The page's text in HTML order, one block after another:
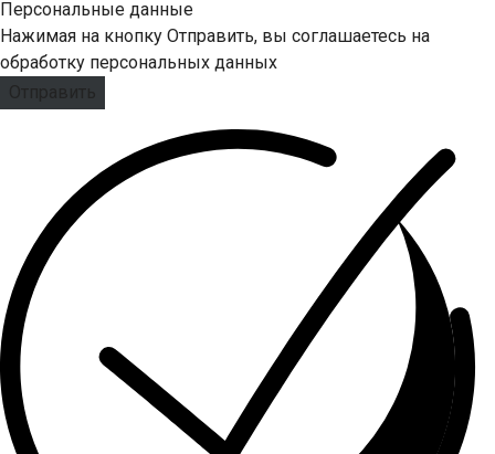
Персональные данные
Нажимая на кнопку Отправить, вы соглашаетесь на
обработку персональных данных
Отправить